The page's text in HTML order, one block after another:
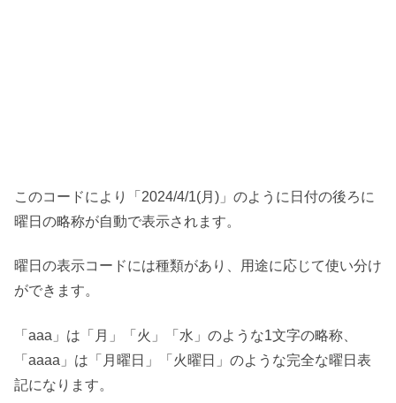
このコードにより「2024/4/1(月)」のように日付の後ろに
曜日の略称が自動で表示されます。
曜日の表示コードには種類があり、用途に応じて使い分け
ができます。
「aaa」は「月」「火」「水」のような1文字の略称、
「aaaa」は「月曜日」「火曜日」のような完全な曜日表
記になります。